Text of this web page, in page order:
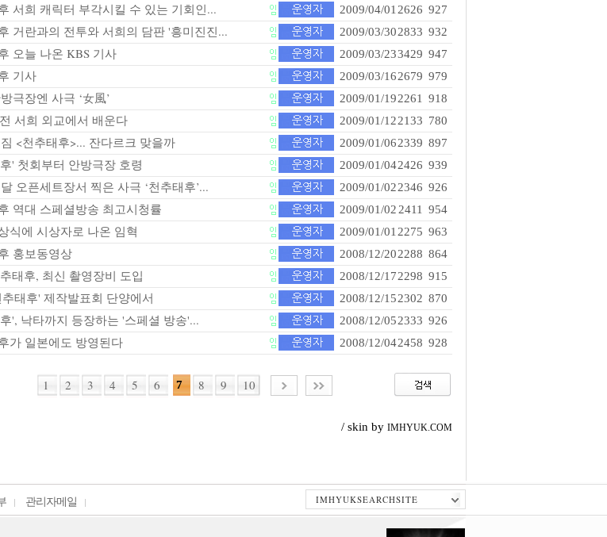
서희 캐릭터 부각시킬 수 있는 기회인... 2009/04/01 2626 927
거란과의 전투와 서희의 담판 '흥미진진... 2009/03/302833 932
오늘 나온 KBS 기사 2009/03/233429 947
기사 2009/03/162679 979
극장엔 사극 ‘女風’ 2009/01/192261
918
서희 외교에서 배운다 2009/01/122133 780
<천추태후>... 잔다르크 맞을까 2009/01/062339 897
' 첫회부터 안방극장 호령 2009/01/042426 939
오픈세트장서 찍은 사극 ‘천추태후’... 2009/01/022346 926
역대 스페셜방송 최고시청률 2009/01/02 2411
954
식에 시상자로 나온 임혁 2009/01/01 2275 963
홍보동영상 2008/12/202288 864
태후, 최신 촬영장비 도입 2008/12/172298 915
태후' 제작발표회 단양에서 2008/12/152302 870
', 낙타까지 등장하는 '스페셜 방송'... 2008/12/052333 926
가 일본에도 방영된다 2008/12/042458 928
1 2 3 4 5 6 7 8 9 10
/ skin by IMHYUK.COM
관리자메일 IMHYUKSEARCHSITE